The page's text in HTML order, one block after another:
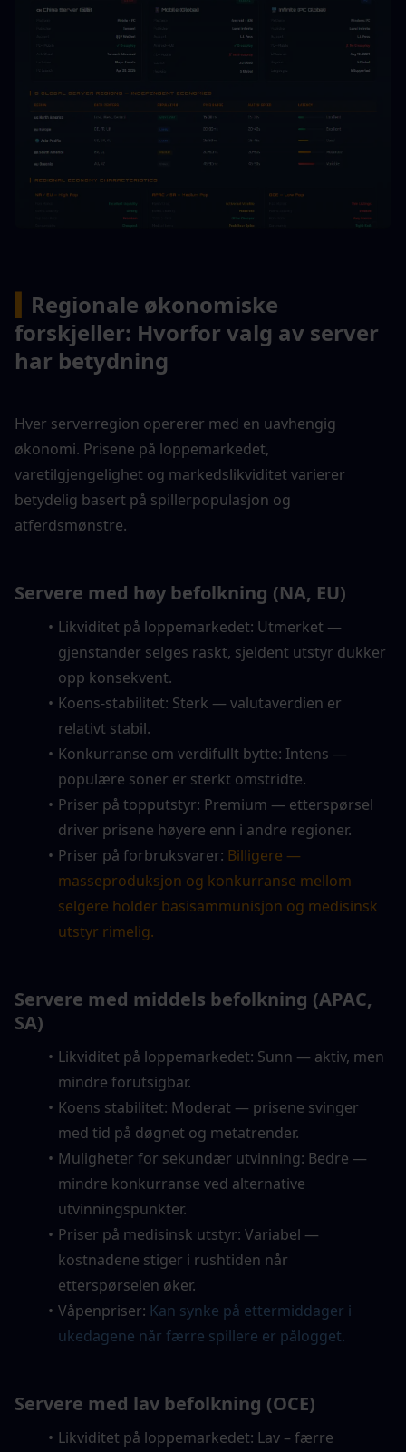
Regionale økonomiske
forskjeller: Hvorfor valg av server
har betydning
Hver serverregion opererer med en uavhengig
økonomi. Prisene på loppemarkedet,
varetilgjengelighet og markedslikviditet varierer
betydelig basert på spillerpopulasjon og
atferdsmønstre.
Servere med høy befolkning (NA, EU)
Likviditet på loppemarkedet: Utmerket —
gjenstander selges raskt, sjeldent utstyr dukker
opp konsekvent.
Koens-stabilitet: Sterk — valutaverdien er
relativt stabil.
Konkurranse om verdifullt bytte: Intens —
populære soner er sterkt omstridte.
Priser på topputstyr: Premium — etterspørsel
driver prisene høyere enn i andre regioner.
Priser på forbruksvarer: Billigere —
masseproduksjon og konkurranse mellom
selgere holder basisammunisjon og medisinsk
utstyr rimelig.
Servere med middels befolkning (APAC,
SA)
Likviditet på loppemarkedet: Sunn — aktiv, men
mindre forutsigbar.
Koens stabilitet: Moderat — prisene svinger
med tid på døgnet og metatrender.
Muligheter for sekundær utvinning: Bedre —
mindre konkurranse ved alternative
utvinningspunkter.
Priser på medisinsk utstyr: Variabel —
kostnadene stiger i rushtiden når
etterspørselen øker.
Våpenpriser: Kan synke på ettermiddager i
ukedagene når færre spillere er pålogget.
Servere med lav befolkning (OCE)
Likviditet på loppemarkedet: Lav – færre